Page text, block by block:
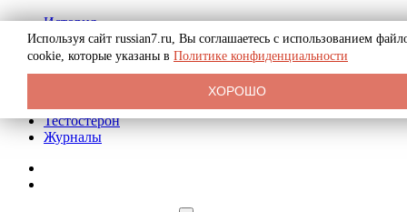
История
Биография
Криминал
Реклама на сайте
Тестостерон
Журналы
Используя сайт russian7.ru, Вы соглашаетесь с использованием
cookie, которые указаны в Политике конфиденциальности
ХОРОШО